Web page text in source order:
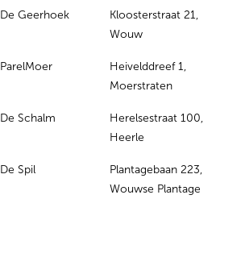
De Geerhoek
Kloosterstraat 21,
Wouw
ParelMoer
Heivelddreef 1,
Moerstraten
De Schalm
Herelsestraat 100,
Heerle
De Spil
Plantagebaan 223,
Wouwse Plantage